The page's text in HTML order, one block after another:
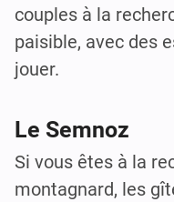
couples à la
paisible, avec des
jouer.
Le Semnoz
Si vous êtes à la
montagnard, les